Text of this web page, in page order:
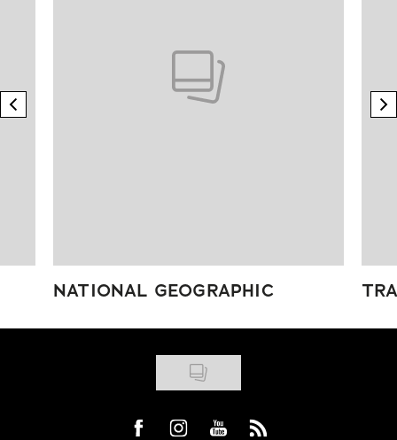
previous element
NATIONAL GEOGRAPHIC
Visit us on Facebook
Visit us on Instagram
Visit us on Youtube
Visit us on Rss